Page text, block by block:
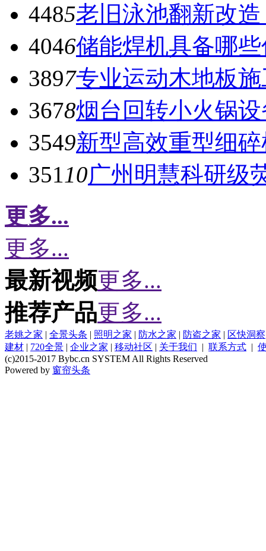
4485老旧泳池翻新改
4046储能焊机具备哪
3897专业运动木地板
3678烟台回转小火锅
3549新型高效重型细
35110广州明慧科研级
更多...
更多...
最新视频更多...
推荐产品更多...
老姚之家 | 全景头条 | 照明之家 | 防水之家 | 防盗之家 | 区快洞察
建材 | 720全景 | 企业之家 | 移动社区 | 关于我们 | 联系方式 |
(c)2015-2017 Bybc.cn SYSTEM All Rights Reserved
Powered by 窗帘头条